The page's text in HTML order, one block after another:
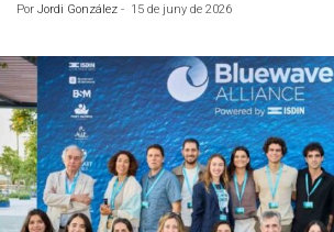
Por Jordi González - 15 de juny de 2026